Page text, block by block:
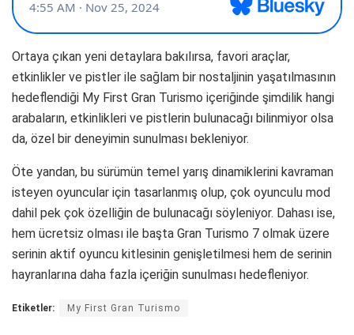
Ortaya çıkan yeni detaylara bakılırsa, favori araçlar,
etkinlikler ve pistler ile sağlam bir nostaljinin yaşatılmasının
hedeflendiği My First Gran Turismo içeriğinde şimdilik hangi
arabaların, etkinlikleri ve pistlerin bulunacağı bilinmiyor olsa
da, özel bir deneyimin sunulması bekleniyor.
Öte yandan, bu sürümün temel yarış dinamiklerini kavraman
isteyen oyuncular için tasarlanmış olup, çok oyunculu mod
dahil pek çok özelliğin de bulunacağı söyleniyor. Dahası ise,
hem ücretsiz olması ile başta Gran Turismo 7 olmak üzere
serinin aktif oyuncu kitlesinin genişletilmesi hem de serinin
hayranlarına daha fazla içeriğin sunulması hedefleniyor.
Etiketler: My First Gran Turismo